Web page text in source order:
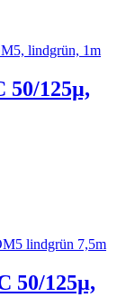
50/125µ,
50/125µ,